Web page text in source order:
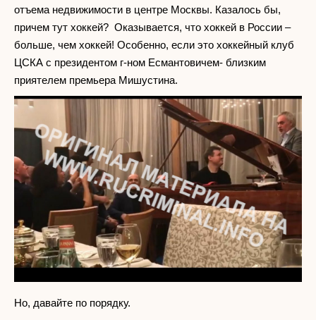
отъема недвижимости в центре Москвы. Казалось бы,
причем тут хоккей? Оказывается, что хоккей в России –
больше, чем хоккей! Особенно, если это хоккейный клуб
ЦСКА с президентом г-ном Есмантовичем- близким
приятелем премьера Мишустина.
Но, давайте по порядку.